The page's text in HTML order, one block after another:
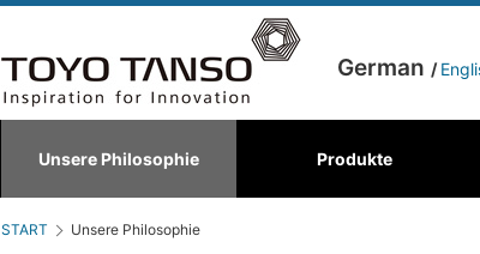
German /
Unsere Philosophie
Über uns Hinter den Kulissen
Produkte
Spezialgraphit C/C-Verbundwerkstoffe
START Unsere Philosophie